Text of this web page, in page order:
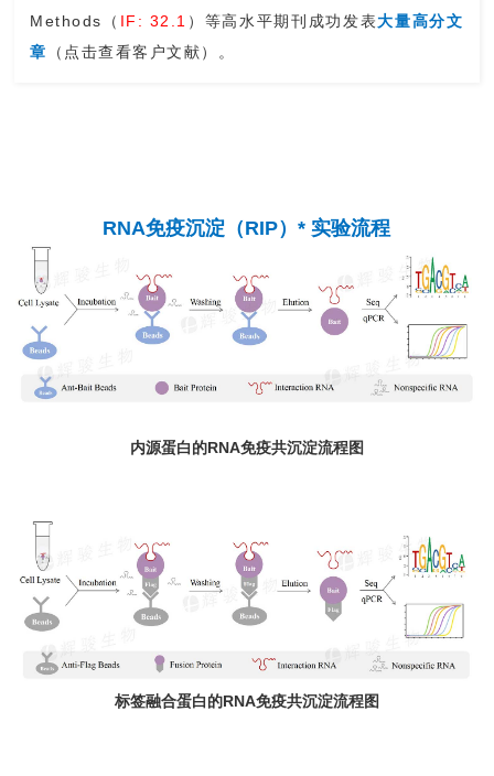
Methods
（ IF: 32.1 ） 等高水平期刊成功发表大量高分文
章
（点击查看客户文献） 。
RNA免疫沉淀（RIP）* 实验流程
内源蛋白的RNA免疫共沉淀流程图
标签融合蛋白的RNA免疫共沉淀流程图